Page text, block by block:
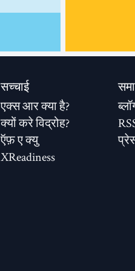
सच्चाई
एक्स आर क्या है?
क्यों करे विद्रोह?
ऍफ़ ए क्यु
XReadiness